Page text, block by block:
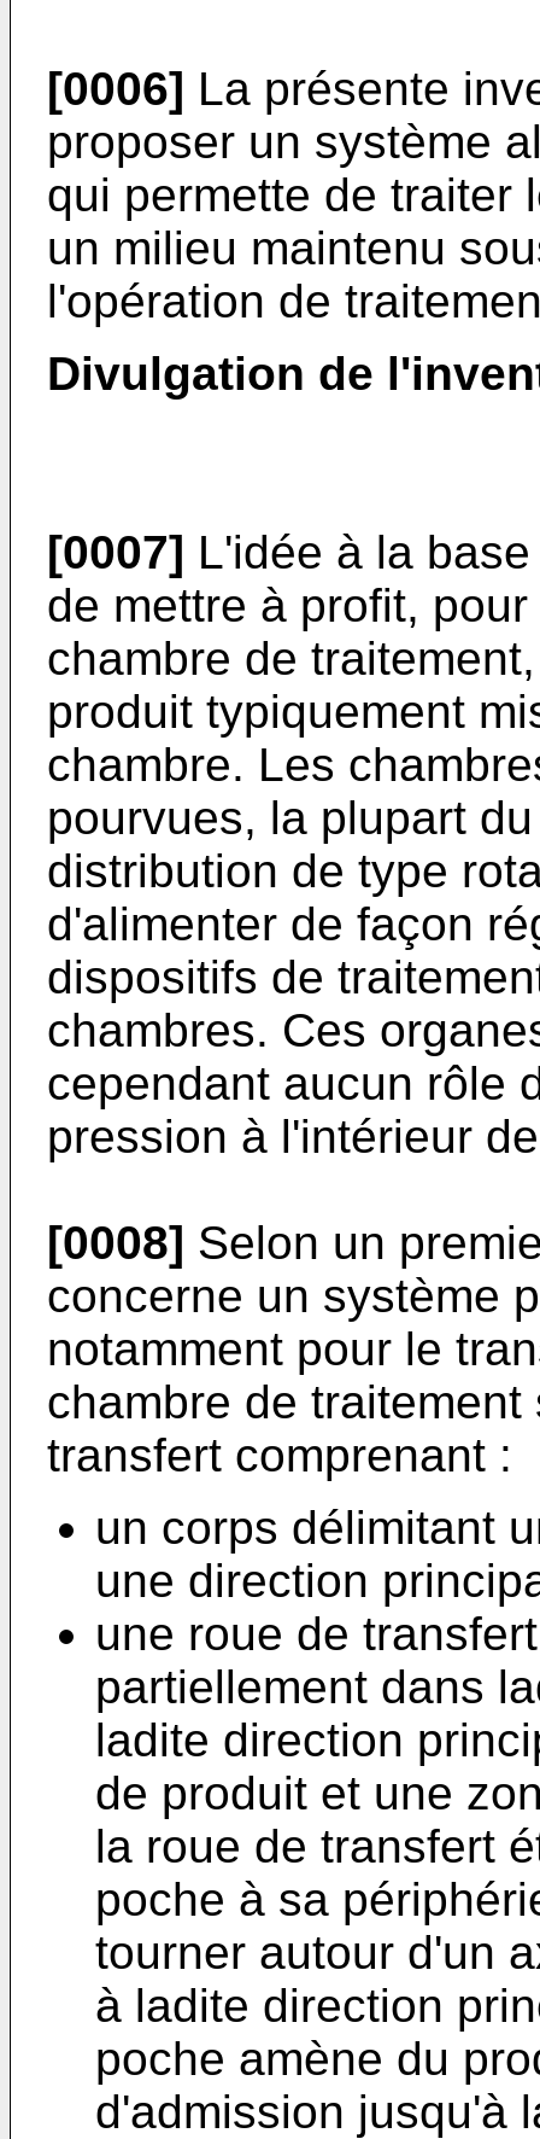
[0006] La présente
proposer un système
qui permette de traiter
un milieu maintenu
l'opération de
Divulgation de
[0007] L'idée à la
de mettre à profit,
chambre de
produit typiquement
chambre. Les
pourvues, la plupart
distribution de type
d'alimenter de façon
dispositifs de
chambres. Ces
cependant aucun rôle
pression à l'intérieur
[0008] Selon un
concerne un système
notamment pour le
chambre de
transfert comprenant :
un corps délimitant
une direction
une roue de
partiellement dans
ladite direction
de produit et une
la roue de transfert
poche à sa
tourner autour d'un
à ladite direction
poche amène du
d'admission jusqu'à